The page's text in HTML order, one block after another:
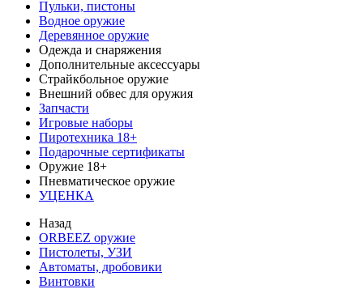
Пульки, пистоны
Водное оружие
Деревянное оружие
Одежда и снаряжения
Дополнительные аксессуары
Страйкбольное оружие
Внешний обвес для оружия
Запчасти
Игровые наборы
Пиротехника 18+
Подарочные сертификаты
Оружие 18+
Пневматическое оружие
УЦЕНКА
Назад
ORBEEZ оружие
Пистолеты, УЗИ
Автоматы, дробовики
Винтовки